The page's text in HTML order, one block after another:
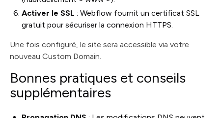
Activer le SSL : Webflow fournit un certificat SSL
gratuit pour sécuriser la connexion HTTPS.
Une fois configuré, le site sera accessible via votre
nouveau Custom Domain.
Bonnes pratiques et conseils
supplémentaires